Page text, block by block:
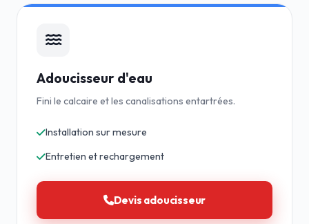
Adoucisseur d'eau
Fini le calcaire et les canalisations entartrées.
Installation sur mesure
Entretien et rechargement
Devis adoucisseur